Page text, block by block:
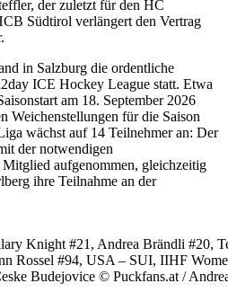
der zuletzt für den HC
Südtirol verlängert den Vertrag
in Salzburg die ordentliche
ICE Hockey League statt. Etwa
am 18. September 2026
Weichenstellungen für die Saison
wächst auf 14 Teilnehmer an: Der
der notwendigen
aufgenommen, gleichzeitig
ihre Teilnahme an der
Knight #21, Andrea Brändli #20,
Rossel #94, USA – SUI, IIHF
Budejovice © Puckfans.at /